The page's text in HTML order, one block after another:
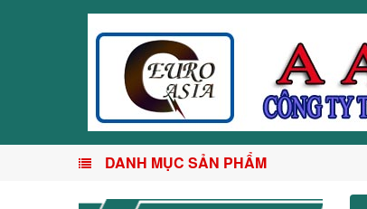
DANH MỤC SẢN PHẨM